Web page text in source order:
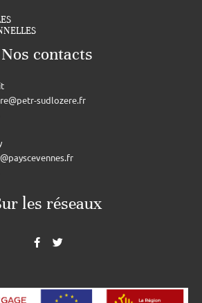
Nos contacts
sudlozere.fr
les réseaux